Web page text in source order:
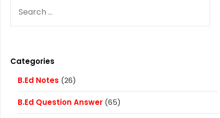
FOR:
Categories
B.Ed Notes (26)
B.Ed Question Answer (65)